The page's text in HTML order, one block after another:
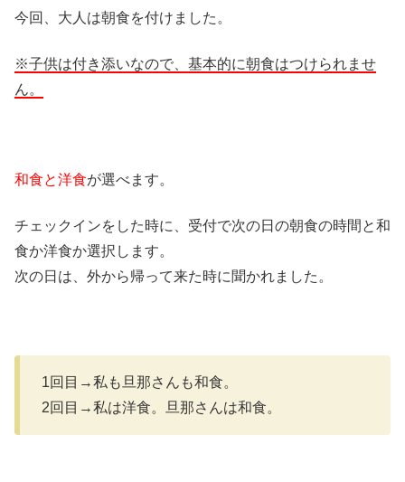
今回、大人は朝食を付けました。
※子供は付き添いなので、基本的に朝食はつけられませ
ん。
和食と洋食が選べます。
チェックインをした時に、受付で次の日の朝食の時間と和
食か洋食か選択します。
次の日は、外から帰って来た時に聞かれました。
1回目→私も旦那さんも和食。
2回目→私は洋食。旦那さんは和食。